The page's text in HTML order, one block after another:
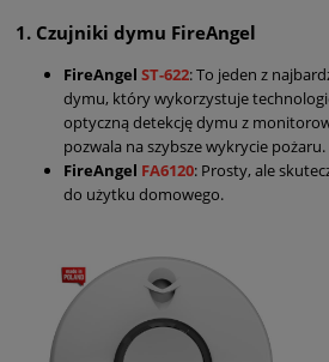
1. Czujniki dymu FireAngel
FireAngel ST-622: To jeden z
dymu, który wykorzystuje
optyczną detekcję dymu z
pozwala na szybsze wykrycie pożaru.
FireAngel FA6120: Prosty, ale
do użytku domowego.